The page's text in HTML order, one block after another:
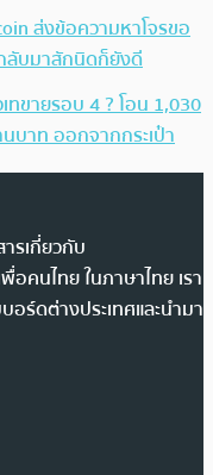
ส่งข้อความหาโจรขอ
ลับมาสักนิดก็ยังดี
ทขายรอบ 4 ? โอน 1,030
บาท ออกจากกระเป๋า
รเกี่ยวกับ
อคนไทย ในภาษาไทย เรา
อร์ดต่างประเทศและนำมา